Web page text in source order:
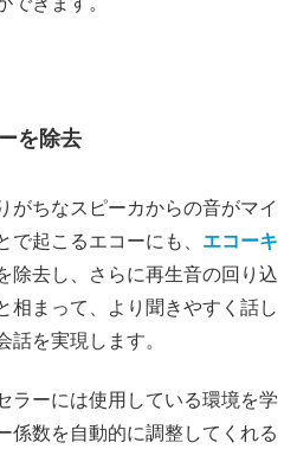
を除去
がちなスピーカからの音がマイ
で起こるエコーにも、 エコーキ
除去し、さらに再生音の回り込
相まって、より聞きやすく話し
話を実現します。
ラーには使用している環境を学
係数を自動的に調整してくれる